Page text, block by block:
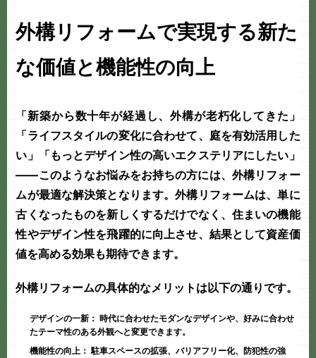
外構リフォームで実現する新た
な価値と機能性の向上
「新築から数十年が経過し、外構が老朽化してきた」
「ライフスタイルの変化に合わせて、庭を有効活用した
い」「もっとデザイン性の高いエクステリアにしたい」
――このようなお悩みをお持ちの方には、 外構リフォー
ムが最適な解決策となります。外構リフォームは、単に
古くなったものを新しくするだけでなく、住まいの機能
性やデザイン性を飛躍的に向上させ、結果として資産価
値を高める効果も期待できます。
外構リフォームの具体的なメリットは以下の通りです。
デザインの一新： 時代に合わせたモダンなデザインや、好みに合わせ
たテーマ性のある外観へと変更できます。
機能性の向上： 駐車スペースの拡張、バリアフリー化、防犯性の強